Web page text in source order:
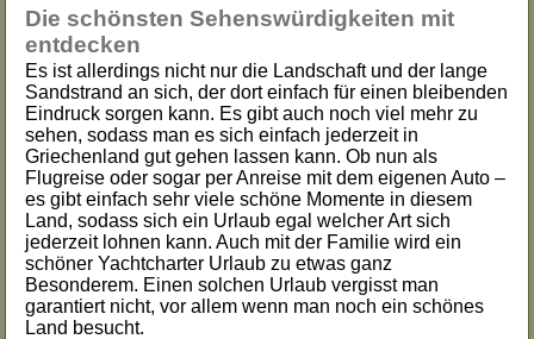
Die schönsten Sehenswürdigkeiten mit
entdecken
Es ist allerdings nicht nur die Landschaft und der lange
Sandstrand an sich, der dort einfach für einen bleibenden
Eindruck sorgen kann. Es gibt auch noch viel mehr zu
sehen, sodass man es sich einfach jederzeit in
Griechenland gut gehen lassen kann. Ob nun als
Flugreise oder sogar per Anreise mit dem eigenen Auto –
es gibt einfach sehr viele schöne Momente in diesem
Land, sodass sich ein Urlaub egal welcher Art sich
jederzeit lohnen kann. Auch mit der Familie wird ein
schöner Yachtcharter Urlaub zu etwas ganz
Besonderem. Einen solchen Urlaub vergisst man
garantiert nicht, vor allem wenn man noch ein schönes
Land besucht.